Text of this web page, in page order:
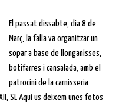
El passat dissabte, dia 8 de
Març, la falla va organitzar un
sopar a base de llonganisses,
botifarres i cansalada, amb el
patrocini de la carnisseria
SL Aqui us deixem unes fotos